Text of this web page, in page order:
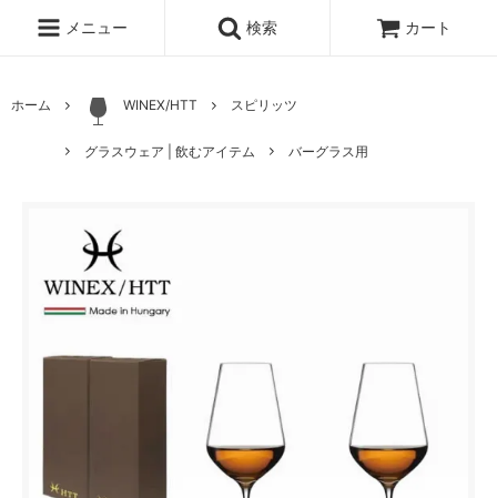
メニュー 検索 カート
ホーム WINEX/HTT スピリッツ
グラスウェア | 飲むアイテム バーグラス用